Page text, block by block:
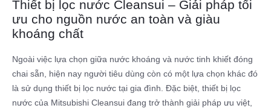
Thiết bị lọc nước Cleansui – Giải pháp tối
ưu cho nguồn nước an toàn và giàu
khoáng chất
Ngoài việc lựa chọn giữa nước khoáng và nước tinh khiết đóng
chai sẵn, hiện nay người tiêu dùng còn có một lựa chọn khác đó
là sử dụng thiết bị lọc nước tại gia đình. Đặc biệt, thiết bị lọc
nước của Mitsubishi Cleansui đang trở thành giải pháp ưu việt,